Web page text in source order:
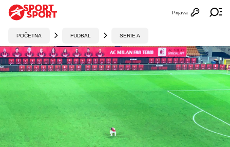
Otvori
Prijava
POČETNA FUDBAL SERIE A